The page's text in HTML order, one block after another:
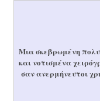
Μια σκεβρωμένη
και νοτισμένα
σαν ανερμήνευτοι